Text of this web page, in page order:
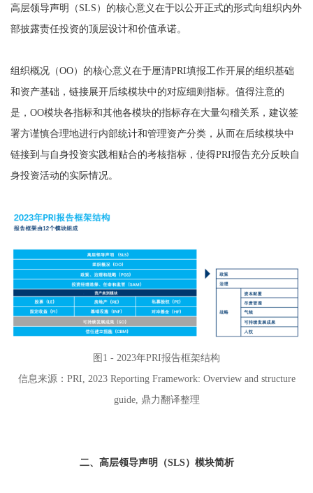
高层领导声明（SLS）的核心意义在于以公开正式的形式向组织内外
部披露责任投资的顶层设计和价值承诺。
组织概况（OO）的核心意义在于厘清PRI填报工作开展的组织基础
和资产基础，链接展开后续模块中的对应细则指标。值得注意的
是，OO模块各指标和其他各模块的指标存在大量勾稽关系，建议签
署方谨慎合理地进行内部统计和管理资产分类，从而在后续模块中
链接到与自身投资实践相贴合的考核指标，使得PRI报告充分反映自
身投资活动的实际情况。
图1 - 2023年PRI报告框架结构
信息来源：PRI, 2023 Reporting Framework: Overview and structure
guide, 鼎力翻译整理
二、高层领导声明（SLS）模块简析